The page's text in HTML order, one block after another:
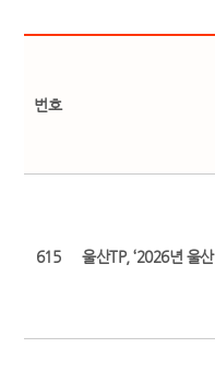
번호
615 울산TP, ‘2026년 울